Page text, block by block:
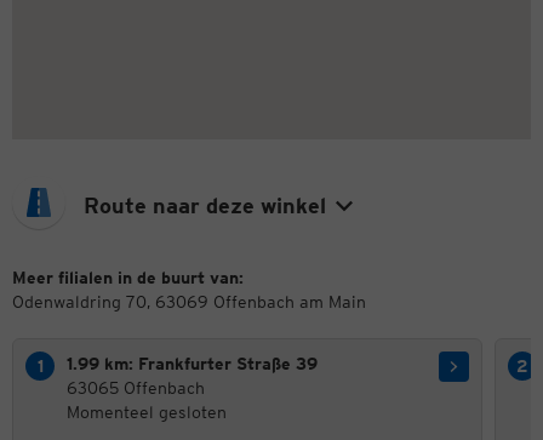
Route naar deze winkel
Meer filialen in de buurt van:
Odenwaldring 70, 63069 Offenbach am Main
1.99 km: Frankfurter Straße 39
63065 Offenbach
Momenteel gesloten